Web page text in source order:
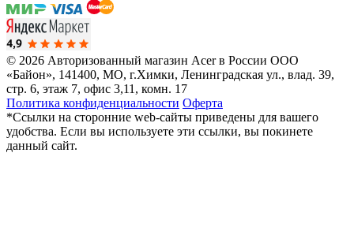
© 2026 Авторизованный магазин Acer в России ООО
«Байон», 141400, МО, г.Химки, Ленинградская ул., влад. 39,
стр. 6, этаж 7, офис 3,11, комн. 17
Политика конфиденциальности Оферта
*Ссылки на сторонние web-сайты приведены для вашего
удобства. Если вы используете эти ссылки, вы покинете
данный сайт.